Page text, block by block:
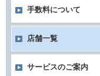
手数料について
店舗一覧
サービスのご案内